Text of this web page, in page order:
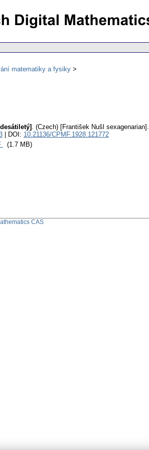
matematiky a fysiky
. (Czech) [František Nušl sexagenarian].
| DOI: 10.21136/CPMF.1928.121772
(1.7 MB)
CAS